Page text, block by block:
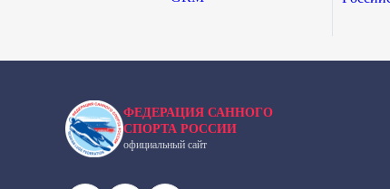
ФЕДЕРАЦИЯ САННОГО
СПОРТА РОССИИ
официальный сайт